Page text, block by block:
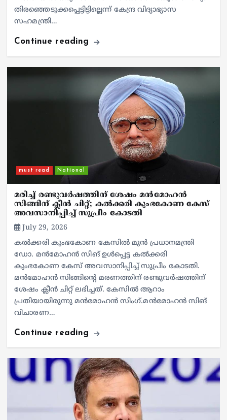
തിരഞ്ഞെടുക്കപ്പെട്ടിട്ടില്ലെന്ന് കേന്ദ്ര വിദ്യാഭ്യാസ
സഹമന്ത്രി…
Continue reading
must read National
മരിച്ച് രണ്ടുവർഷത്തിന് ശേഷം മൻമോഹൻ
സിങ്ങിന് ക്ലീൻ ചിറ്റ്; കൽക്കരി കുംഭകോണ കേസ്
അവസാനിപ്പിച്ച് സുപ്രീം കോടതി
July 29, 2026
കൽക്കരി കുംഭകോണ കേസിൽ മുൻ പ്രധാനമന്ത്രി
ഡോ. മൻമോഹൻ സിങ് ഉൾപ്പെട്ട കൽക്കരി
കുംഭകോണ കേസ് അവസാനിപ്പിച്ച് സുപ്രീം കോടതി.
മൻമോഹൻ സിങ്ങിന്റെ മരണത്തിന് രണ്ടുവർഷത്തിന്
ശേഷം ക്ലീൻ ചിറ്റ് ലഭിച്ചത്. കേസിൽ ആറാം
പ്രതിയായിരുന്നു മൻമോഹൻ സിംഗ്.മൻമോഹൻ സിങ്
വിചാരണ…
Continue reading